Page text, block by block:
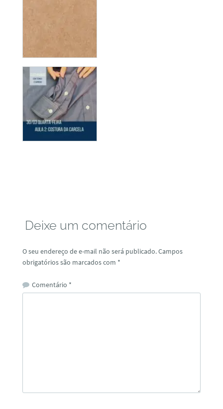
Deixe um comentário
O seu endereço de e-mail não será publicado.Campos
obrigatórios são marcados com *
Comentário *